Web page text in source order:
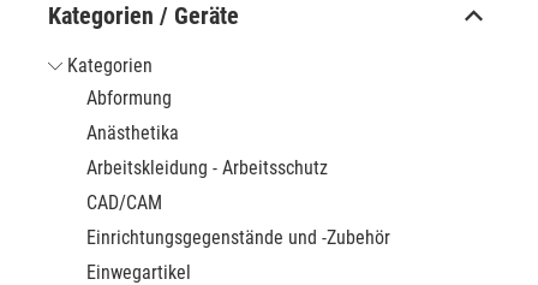
Kategorien / Geräte
Kategorien
Abformung
Anästhetika
Arbeitskleidung - Arbeitsschutz
CAD/CAM
Einrichtungsgegenstände und -Zubehör
Einwegartikel